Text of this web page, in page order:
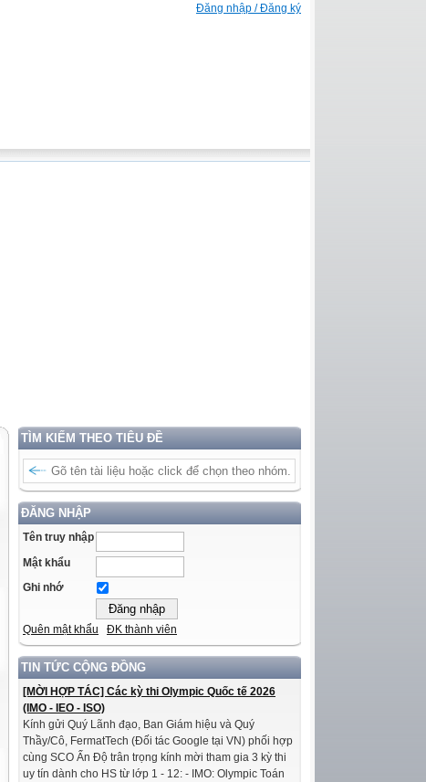
Đăng nhập / Đăng ký
TÌM KIẾM THEO TIÊU ĐỀ
ĐĂNG NHẬP
Tên truy nhập
Mật khẩu
Ghi nhớ
Quên mật khẩu ĐK thành viên
TIN TỨC CỘNG ĐỒNG
[MỜI HỢP TÁC] Các kỳ thi Olympic Quốc tế 2026
(IMO - IEO - ISO)
Kính gửi Quý Lãnh đạo, Ban Giám hiệu và Quý
Thầy/Cô, FermatTech (Đối tác Google tại VN) phối hợp
cùng SCO Ấn Độ trân trọng kính mời tham gia 3 kỳ thi
uy tín dành cho HS từ lớp 1 - 12: - IMO: Olympic Toán